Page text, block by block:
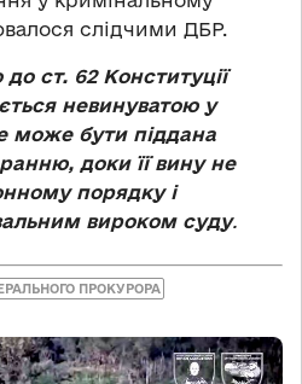
слідчими ДБР.
до ст. 62 Конституції
невинуватою у
може бути піддана
доки її вину не
порядку і
вироком суду.
ПРОКУРОРА